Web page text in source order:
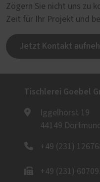
Zögern Sie nicht uns zu
Zeit für Ihr Projekt und
Jetzt Kontakt
Tischlerei Goebel
Iggelhorst 19
44149 Dortmund
+49 (231)
+49 (231)